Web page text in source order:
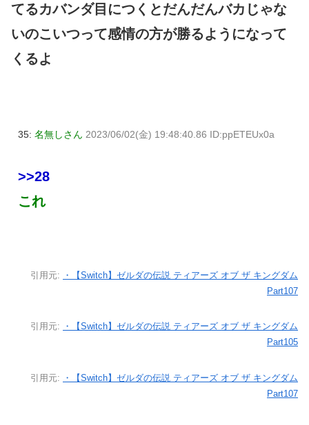
てるカバンダ目につくとだんだんバカじゃな
いのこいつって感情の方が勝るようになって
くるよ
35: 名無しさん 2023/06/02(金) 19:48:40.86 ID:ppETEUx0a
>>28
これ
引用元:
・【Switch】ゼルダの伝説 ティアーズ オブ ザ キングダム
Part107
引用元:
・【Switch】ゼルダの伝説 ティアーズ オブ ザ キングダム
Part105
引用元:
・【Switch】ゼルダの伝説 ティアーズ オブ ザ キングダム
Part107